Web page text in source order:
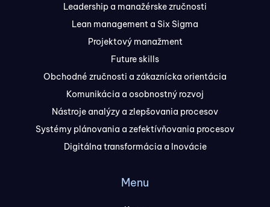
Leadership a manažérske zručnosti
Lean management a Six Sigma
Projektový manažment
Future skills
Obchodné zručnosti a zákaznícka orientácia
Komunikácia a osobnostný rozvoj
Nástroje analýzy a zlepšovania procesov
Systémy plánovania a zefektívňovania procesov
Digitálna transformácia a Inovácie
Menu